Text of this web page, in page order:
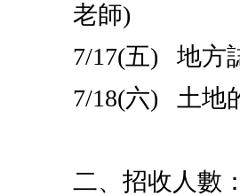
老師)
7/17(五) 地方
7/18(六) 土地
二、招收人數